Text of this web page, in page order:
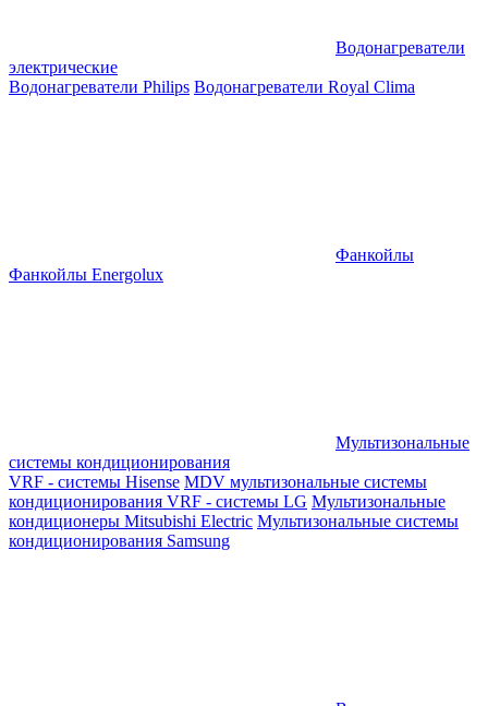
Водонагреватели
электрические
Водонагреватели Philips Водонагреватели Royal Clima
Фанкойлы
Фанкойлы Energolux
Мультизональные
системы кондиционирования
VRF - системы Hisense MDV мультизональные системы
кондиционирования VRF - системы LG Мультизональные
кондиционеры Mitsubishi Electric Мультизональные системы
кондиционирования Samsung